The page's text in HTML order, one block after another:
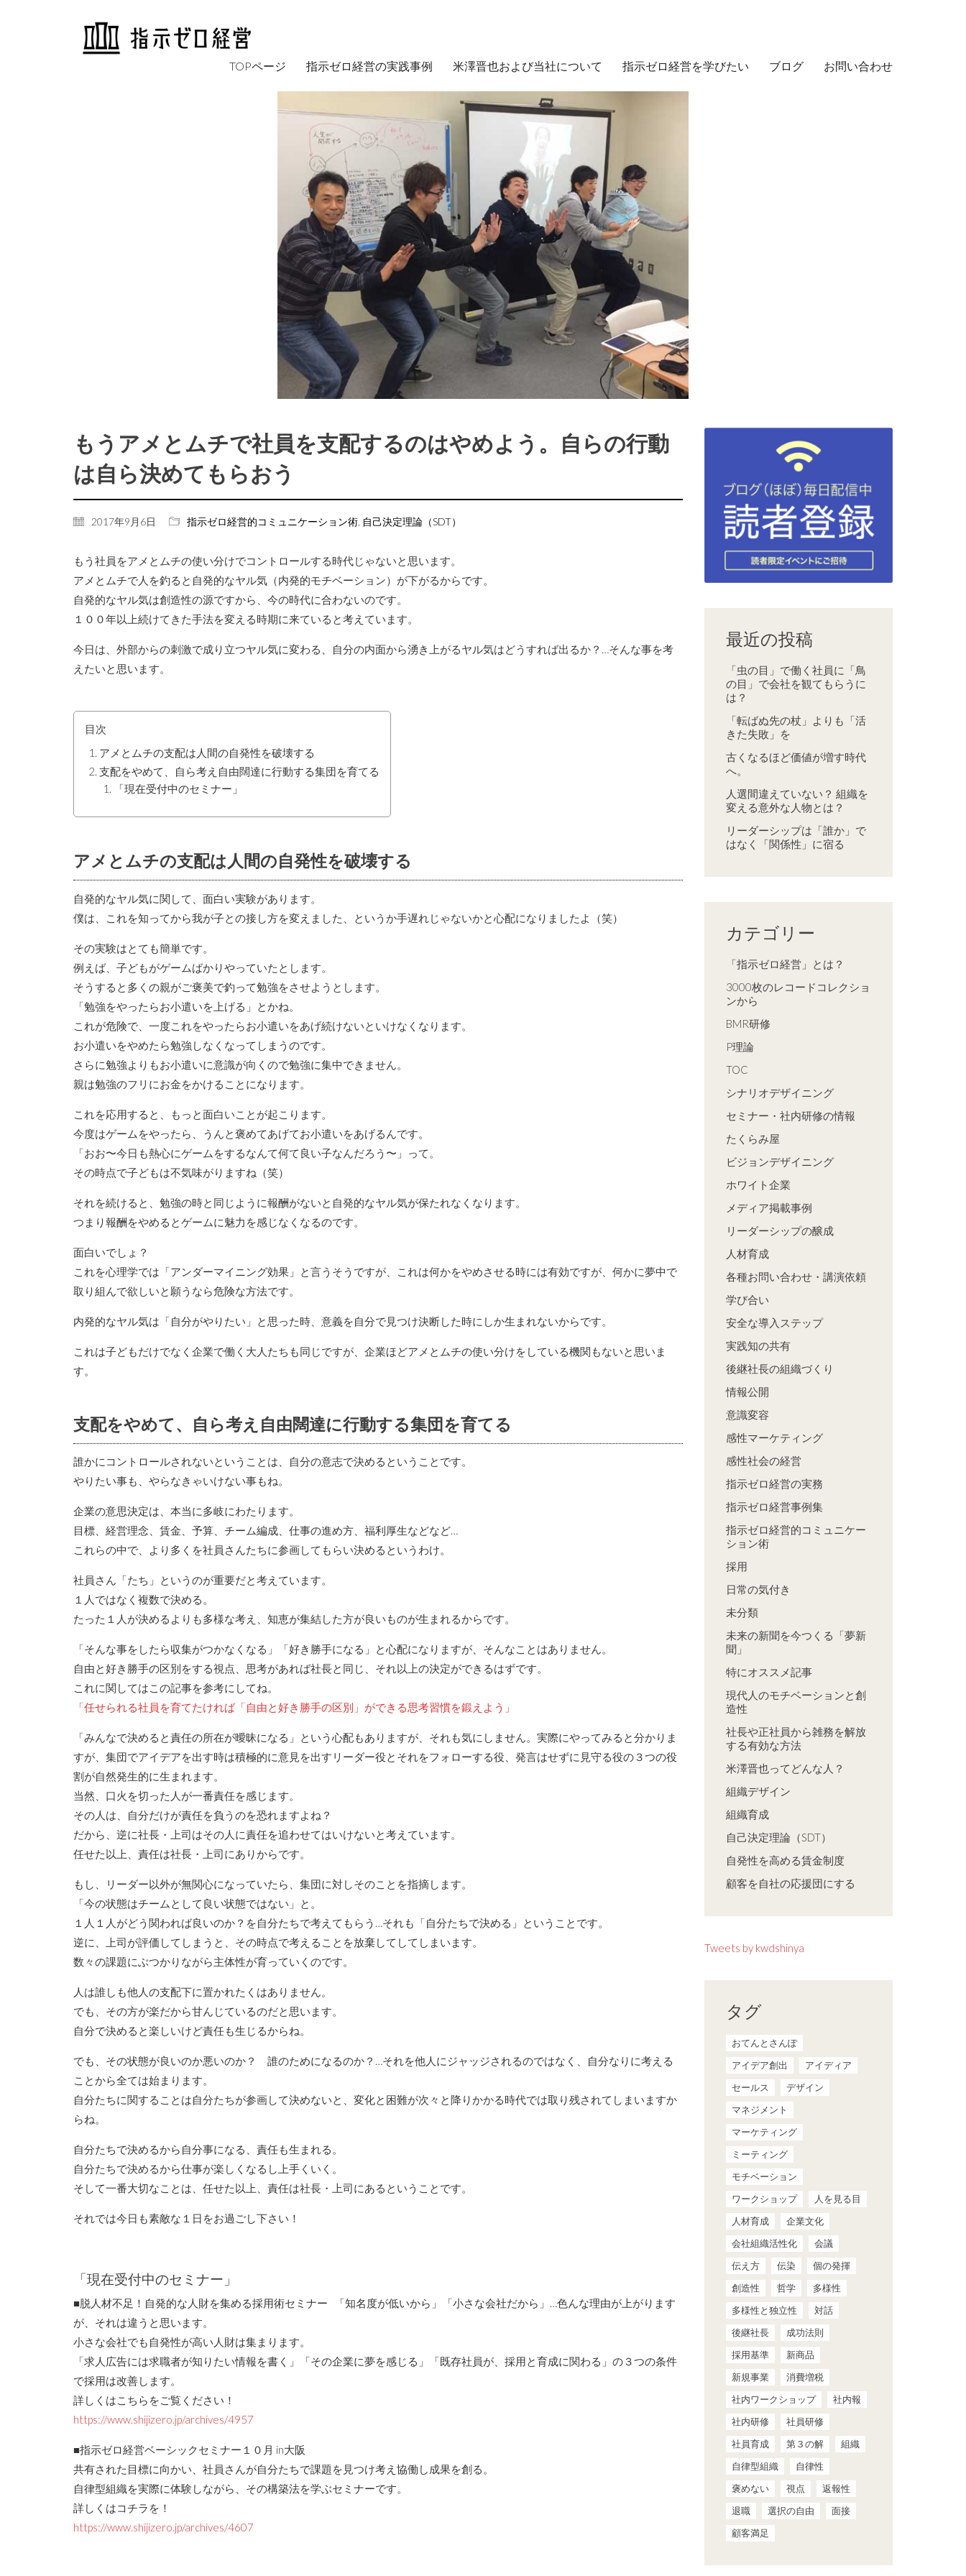
TOPページ 指示ゼロ経営の実践事例 米澤晋也および当社について 指示ゼロ経営を学びたい ブログ お問い合わせ
もうアメとムチで社員を支配するのはやめよう。自らの行動
は自ら決めてもらおう
2017年9月6日 指示ゼロ経営的コミュニケーション術 自己決定理論（SDT）
もう社員をアメとムチの使い分けでコントロールする時代じゃないと思います。
アメとムチで人を釣ると自発的なヤル気（内発的モチベーション）が下がるからです。
自発的なヤル気は創造性の源ですから、今の時代に合わないのです。
１００年以上続けてきた手法を変える時期に来ていると考えています。
今日は、外部からの刺激で成り立つヤル気に変わる、自分の内面から湧き上がるヤル気はどうすれば出るか？…そんな事を考
えたいと思います。
目次
アメとムチの支配は人間の自発性を破壊する
支配をやめて、自ら考え自由闊達に行動する集団を育てる
「現在受付中のセミナー」
アメとムチの支配は人間の自発性を破壊する
自発的なヤル気に関して、面白い実験があります。
僕は、これを知ってから我が子との接し方を変えました、というか手遅れじゃないかと心配になりましたよ（笑）
その実験はとても簡単です。
例えば、子どもがゲームばかりやっていたとします。
そうすると多くの親がご褒美で釣って勉強をさせようとします。
「勉強をやったらお小遣いを上げる」とかね。
これが危険で、一度これをやったらお小遣いをあげ続けないといけなくなります。
お小遣いをやめたら勉強しなくなってしまうのです。
さらに勉強よりもお小遣いに意識が向くので勉強に集中できません。
親は勉強のフリにお金をかけることになります。
これを応用すると、もっと面白いことが起こります。
今度はゲームをやったら、うんと褒めてあげてお小遣いをあげるんです。
「おお〜今日も熱心にゲームをするなんて何て良い子なんだろう〜」って。
その時点で子どもは不気味がりますね（笑）
それを続けると、勉強の時と同じように報酬がないと自発的なヤル気が保たれなくなります。
つまり報酬をやめるとゲームに魅力を感じなくなるのです。
面白いでしょ？
これを心理学では「アンダーマイニング効果」と言うそうですが、これは何かをやめさせる時には有効ですが、何かに夢中で
取り組んで欲しいと願うなら危険な方法です。
内発的なヤル気は「自分がやりたい」と思った時、意義を自分で見つけ決断した時にしか生まれないからです。
これは子どもだけでなく企業で働く大人たちも同じですが、企業ほどアメとムチの使い分けをしている機関もないと思いま
す。
支配をやめて、自ら考え自由闊達に行動する集団を育てる
誰かにコントロールされないということは、自分の意志で決めるということです。
やりたい事も、やらなきゃいけない事もね。
企業の意思決定は、本当に多岐にわたります。
目標、経営理念、賃金、予算、チーム編成、仕事の進め方、福利厚生などなど…
これらの中で、より多くを社員さんたちに参画してもらい決めるというわけ。
社員さん「たち」というのが重要だと考えています。
１人ではなく複数で決める。
たった１人が決めるよりも多様な考え、知恵が集結した方が良いものが生まれるからです。
「そんな事をしたら収集がつかなくなる」「好き勝手になる」と心配になりますが、そんなことはありません。
自由と好き勝手の区別をする視点、思考があれば社長と同じ、それ以上の決定ができるはずです。
これに関してはこの記事を参考にしてね。
「任せられる社員を育てたければ「自由と好き勝手の区別」ができる思考習慣を鍛えよう」
「みんなで決めると責任の所在が曖昧になる」という心配もありますが、それも気にしません。実際にやってみると分かりま
すが、集団でアイデアを出す時は積極的に意見を出すリーダー役とそれをフォローする役、発言はせずに見守る役の３つの役
割が自然発生的に生まれます。
当然、口火を切った人が一番責任を感じます。
その人は、自分だけが責任を負うのを恐れますよね？
だから、逆に社長・上司はその人に責任を追わせてはいけないと考えています。
任せた以上、責任は社長・上司にありからです。
もし、リーダー以外が無関心になっていたら、集団に対しそのことを指摘します。
「今の状態はチームとして良い状態ではない」と。
１人１人がどう関われば良いのか？を自分たちで考えてもらう…それも「自分たちで決める」ということです。
逆に、上司が評価してしまうと、その時点で考えることを放棄してしてしまいます。
数々の課題にぶつかりながら主体性が育っていくのです。
人は誰しも他人の支配下に置かれたくはありません。
でも、その方が楽だから甘んじているのだと思います。
自分で決めると楽しいけど責任も生じるからね。
でも、その状態が良いのか悪いのか？ 誰のためになるのか？…それを他人にジャッジされるのではなく、自分なりに考える
ことから全ては始まります。
自分たちに関することは自分たちが参画して決めないと、変化と困難が次々と降りかかる時代では取り残されてしまいますか
らね。
自分たちで決めるから自分事になる、責任も生まれる。
自分たちで決めるから仕事が楽しくなるし上手くいく。
そして一番大切なことは、任せた以上、責任は社長・上司にあるということです。
それでは今日も素敵な１日をお過ごし下さい！
「現在受付中のセミナー」
■脱人材不足！自発的な人財を集める採用術セミナー 「知名度が低いから」「小さな会社だから」…色んな理由が上がります
が、それは違うと思います。
小さな会社でも自発性が高い人財は集まります。
「求人広告には求職者が知りたい情報を書く」「その企業に夢を感じる」「既存社員が、採用と育成に関わる」の３つの条件
で採用は改善します。
詳しくはこちらをご覧ください！
https://www.shijizero.jp/archives/4957
■指示ゼロ経営ベーシックセミナー１０月 in大阪
共有された目標に向かい、社員さんが自分たちで課題を見つけ考え協働し成果を創る。
自律型組織を実際に体験しながら、その構築法を学ぶセミナーです。
詳しくはコチラを！
https://www.shijizero.jp/archives/4607
最近の投稿
「虫の目」で働く社員に「鳥
の目」で会社を観てもらうに
は？
「転ばぬ先の杖」よりも「活
きた失敗」を
古くなるほど価値が増す時代
へ。
人選間違えていない？ 組織を
変える意外な人物とは？
リーダーシップは「誰か」で
はなく「関係性」に宿る
カテゴリー
「指示ゼロ経営」とは？
3000枚のレコードコレクショ
ンから
BMR研修
P理論
TOC
シナリオデザイニング
セミナー・社内研修の情報
たくらみ屋
ビジョンデザイニング
ホワイト企業
メディア掲載事例
リーダーシップの醸成
人材育成
各種お問い合わせ・講演依頼
学び合い
安全な導入ステップ
実践知の共有
後継社長の組織づくり
情報公開
意識変容
感性マーケティング
感性社会の経営
指示ゼロ経営の実務
指示ゼロ経営事例集
指示ゼロ経営的コミュニケー
ション術
採用
日常の気付き
未分類
未来の新聞を今つくる「夢新
聞」
特にオススメ記事
現代人のモチベーションと創
造性
社長や正社員から雑務を解放
する有効な方法
米澤晋也ってどんな人？
組織デザイン
組織育成
自己決定理論（SDT）
自発性を高める賃金制度
顧客を自社の応援団にする
Tweets by kwdshinya
タグ
おてんとさんぽ
アイデア創出
アイディア
セールス
デザイン
マネジメント
マーケティング
ミーティング
モチベーション
ワークショップ
人を見る目
人材育成
企業文化
会社組織活性化
会議
伝え方
伝染
個の発揮
創造性
哲学
多様性
多様性と独立性
対話
後継社長
成功法則
採用基準
新商品
新規事業
消費増税
社内ワークショップ
社内報
社内研修
社員研修
社員育成
第３の解
組織
自律型組織
自律性
褒めない
視点
返報性
退職
選択の自由
面接
顧客満足